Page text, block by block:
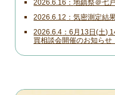
2026.6.16 地鎮祭＠七
2026.6.12 気密測定結
2026.6.4
6月13日(土)
買相談会開催のお知らせ